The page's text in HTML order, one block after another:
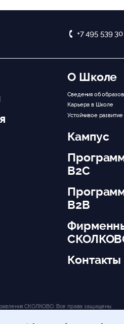
+7 495 539
О Школе
Сведения об
Карьера в Школе
Устойчивое развитие
Кампус
B2C
B2B
Контакты
СКОЛКОВО. Все права защищены.